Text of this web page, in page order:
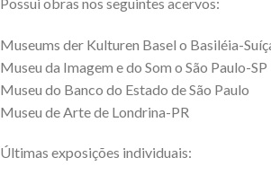
Museums der Kulturen Basel o Basiléia-
Museu da Imagem e do Som o São Paulo-SP
Museu do Banco do Estado de São Paulo
Museu de Arte de Londrina-PR
Últimas exposições individuais: